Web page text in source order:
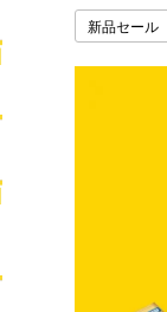
新品セール